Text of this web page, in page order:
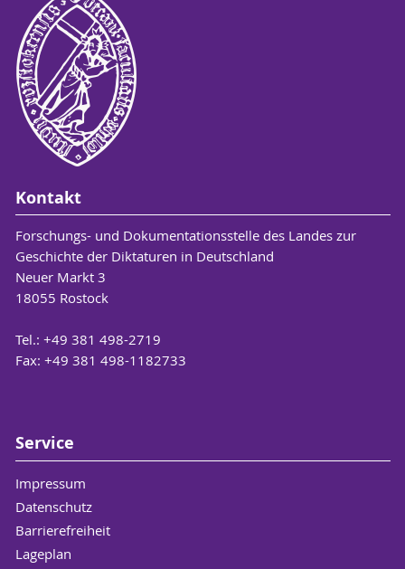
Kontakt
Forschungs- und Dokumentationsstelle des Landes zur
Geschichte der Diktaturen in Deutschland
Neuer Markt 3
18055 Rostock
Tel.: +49 381 498-2719
Fax: +49 381 498-1182733
Service
Impressum
Datenschutz
Barrierefreiheit
Lageplan